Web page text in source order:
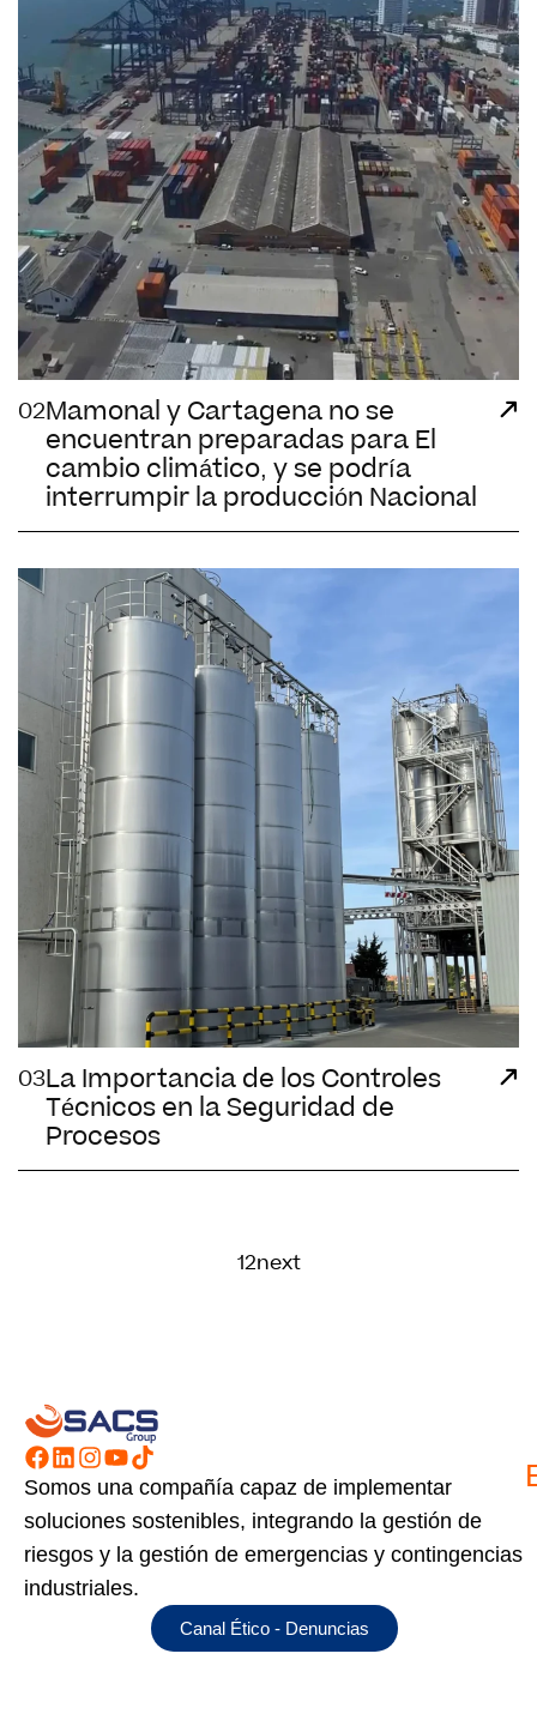
02Mamonal y Cartagena no se
encuentran preparadas para El
cambio climático, y se podría
interrumpir la producción Nacional
03La Importancia de los Controles
Técnicos en la Seguridad de
Procesos
12next
Somos una compañía capaz de implementar
soluciones sostenibles, integrando la gestión de
riesgos y la gestión de emergencias y contingencias
industriales.
Canal Ético - Denuncias